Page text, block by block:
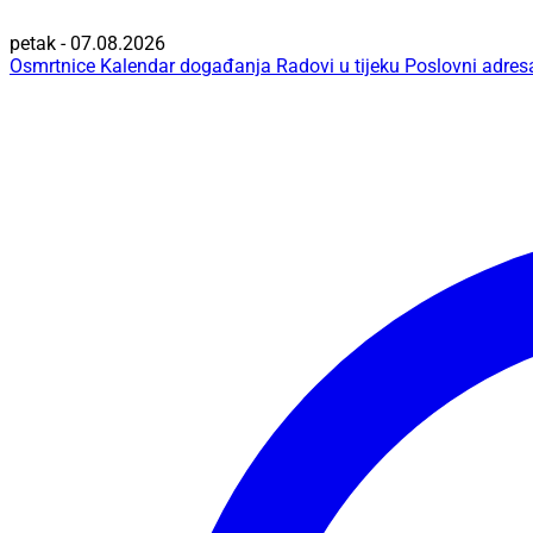
petak - 07.08.2026
Osmrtnice Kalendar događanja Radovi u tijeku Poslovni